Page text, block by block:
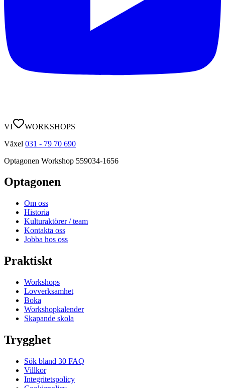
VI
WORKSHOPS
Växel 031 - 79 70 690
Optagonen Workshop 559034-1656
Optagonen
Om oss
Historia
Kulturaktörer / team
Kontakta oss
Jobba hos oss
Praktiskt
Workshops
Lovverksamhet
Boka
Workshopkalender
Skapande skola
Trygghet
Sök bland 30 FAQ
Villkor
Integritetspolicy